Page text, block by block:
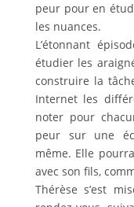
peur pour en
les nuances.
L’étonnant
étudier les
construire la
Internet les
noter pour
peur sur une
même. Elle
avec son fils,
Thérèse s’est